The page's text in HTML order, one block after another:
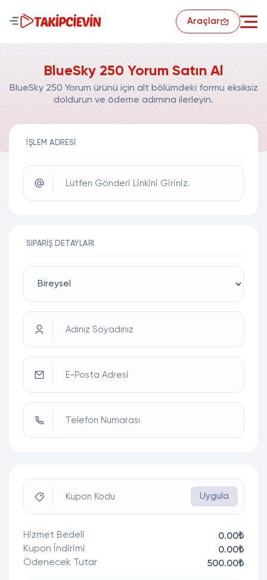
Araçlar
BlueSky 250 Yorum Satın Al
BlueSky 250 Yorum ürünü için alt bölümdeki formu eksiksiz
doldurun ve ödeme adımına ilerleyin.
İŞLEM ADRESI
Lütfen Gönderi Linkini Giriniz.
SIPARIŞ DETAYLARI
Adınız Soyadınız
E-Posta Adresi
Telefon Numarası
Kupon Kodu Uygula
Hizmet Bedeli
0.00₺
Kupon İndirimi
0.00₺
Ödenecek Tutar
500.00₺